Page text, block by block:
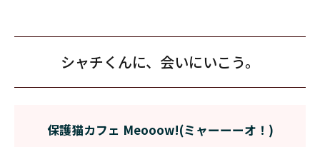
シャチくんに、会いにいこう。
保護猫カフェ Meooow!(ミャーーーオ！)